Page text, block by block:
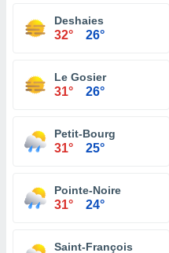
Deshaies
32° 26°
Le Gosier
31° 26°
Petit-Bourg
31° 25°
Pointe-Noire
31° 24°
Saint-François